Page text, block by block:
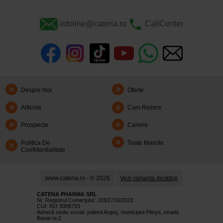
infoline@catena.ro CallCenter
Despre Noi Oferte
Articole Cum Rezerv
Prospecte Cariere
Politica De
Confidentialitate
Toate Marcile
www.catena.ro - © 2026 Vezi varianta desktop
CATENA PHARMA SRL
Nr. Registrul Comerţului: J03/2710/2023
CUI: RO 3008793
Adresă sediu social: judetul Argeş, municipiul Piteşti, strada
Banat nr.2